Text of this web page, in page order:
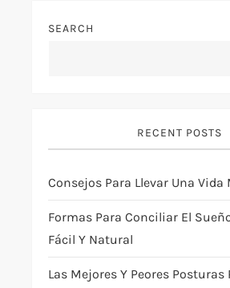
SEARCH
RECENT POSTS
Consejos Para Llevar Una Vida
Formas Para Conciliar El
Fácil Y Natural
Las Mejores Y Peores